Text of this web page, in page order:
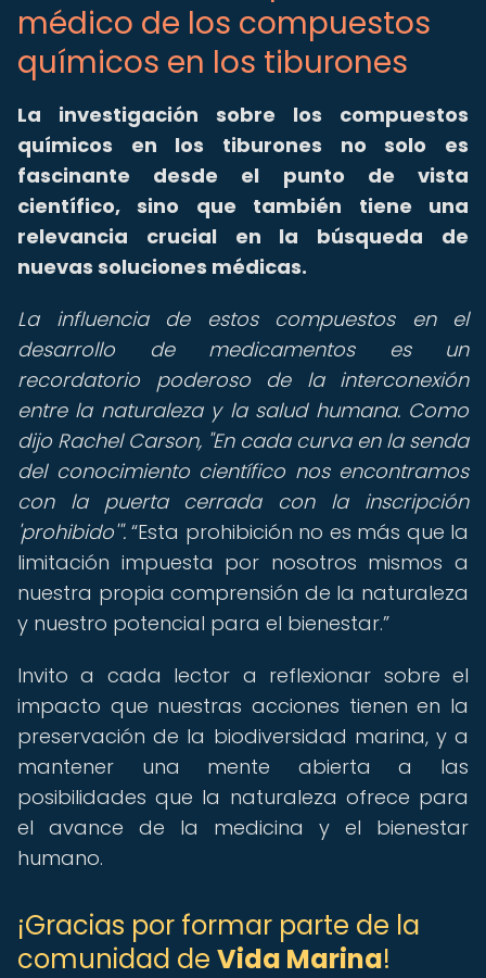
médico de los compuestos
químicos en los tiburones
La investigación sobre los compuestos
químicos en los tiburones no solo es
fascinante desde el punto de vista
científico, sino que también tiene una
relevancia crucial en la búsqueda de
nuevas soluciones médicas.
La influencia de estos compuestos en el
desarrollo de medicamentos es un
recordatorio poderoso de la interconexión
entre la naturaleza y la salud humana. Como
dijo Rachel Carson, "En cada curva en la senda
del conocimiento científico nos encontramos
con la puerta cerrada con la inscripción
'prohibido'". Esta prohibición no es más que la
limitación impuesta por nosotros mismos a
nuestra propia comprensión de la naturaleza
y nuestro potencial para el bienestar.
Invito a cada lector a reflexionar sobre el
impacto que nuestras acciones tienen en la
preservación de la biodiversidad marina, y a
mantener una mente abierta a las
posibilidades que la naturaleza ofrece para
el avance de la medicina y el bienestar
humano.
¡Gracias por formar parte de la
comunidad de Vida Marina!